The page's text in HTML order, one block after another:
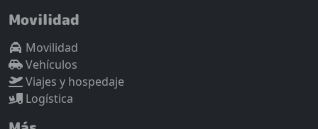
Movilidad
Movilidad
Vehículos
Viajes y hospedaje
Logística